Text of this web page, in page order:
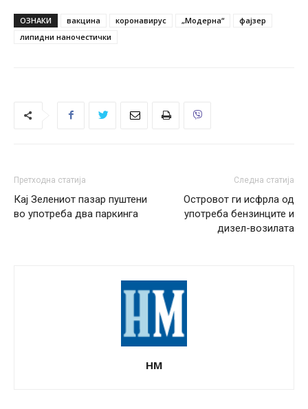
ОЗНАКИ вакцина коронавирус „Модерна“
фајзер
липидни наночестички
Претходна статија
Кај Зелениот пазар пуштени
во употреба два паркинга
Следна статија
Островот ги исфрла од
употреба бензинците и
дизел-возилата
НМ